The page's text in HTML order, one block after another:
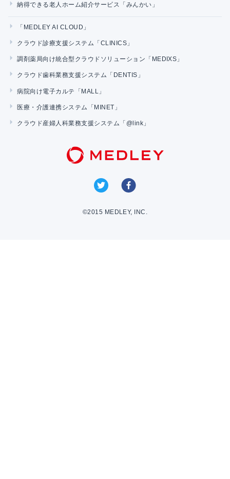
納得できる老人ホーム紹介サービス「みんかい」
「MEDLEY AI CLOUD」
クラウド診療支援システム「CLINICS」
調剤薬局向け統合型クラウドソリューション「MEDIXS」
クラウド歯科業務支援システム「DENTIS」
病院向け電子カルテ「MALL」
医療・介護連携システム「MINET」
クラウド産婦人科業務支援システム「@link」
©2015 MEDLEY, INC.